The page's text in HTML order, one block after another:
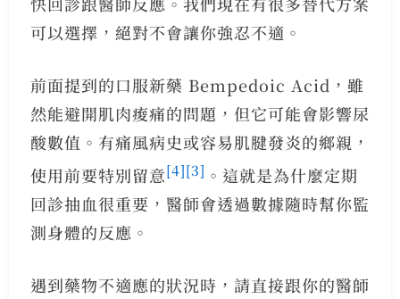
可以選擇，絕對不會讓你強忍不適。
前面提到的口服新藥 Bempedoic Acid，雖
然能避開肌肉痠痛的問題，但它可能會影響尿
酸數值。有痛風病史或容易肌腱發炎的鄉親，
使用前要特別留意[4][3] 。這就是為什麼定期
回診抽血很重要，醫師會透過數據隨時幫你監
測身體的反應。
遇到藥物不適應的狀況時，請直接跟你的醫師